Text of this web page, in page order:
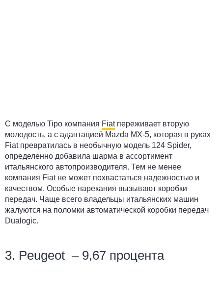
С моделью Tipo компания Fiatпереживает вторую
молодость, а с адаптацией Mazda MX-5, которая в руках
Fiat превратилась в необычную модель 124 Spider,
определенно добавила шарма в ассортимент
итальянского автопроизводителя. Тем не менее
компания Fiat не может похвастаться надежностью и
качеством. Особые нарекания вызывают коробки
передач. Чаще всего владельцы итальянских машин
жалуются на поломки автоматической коробки передач
Dualogic.
3. Peugeot – 9,67 процента